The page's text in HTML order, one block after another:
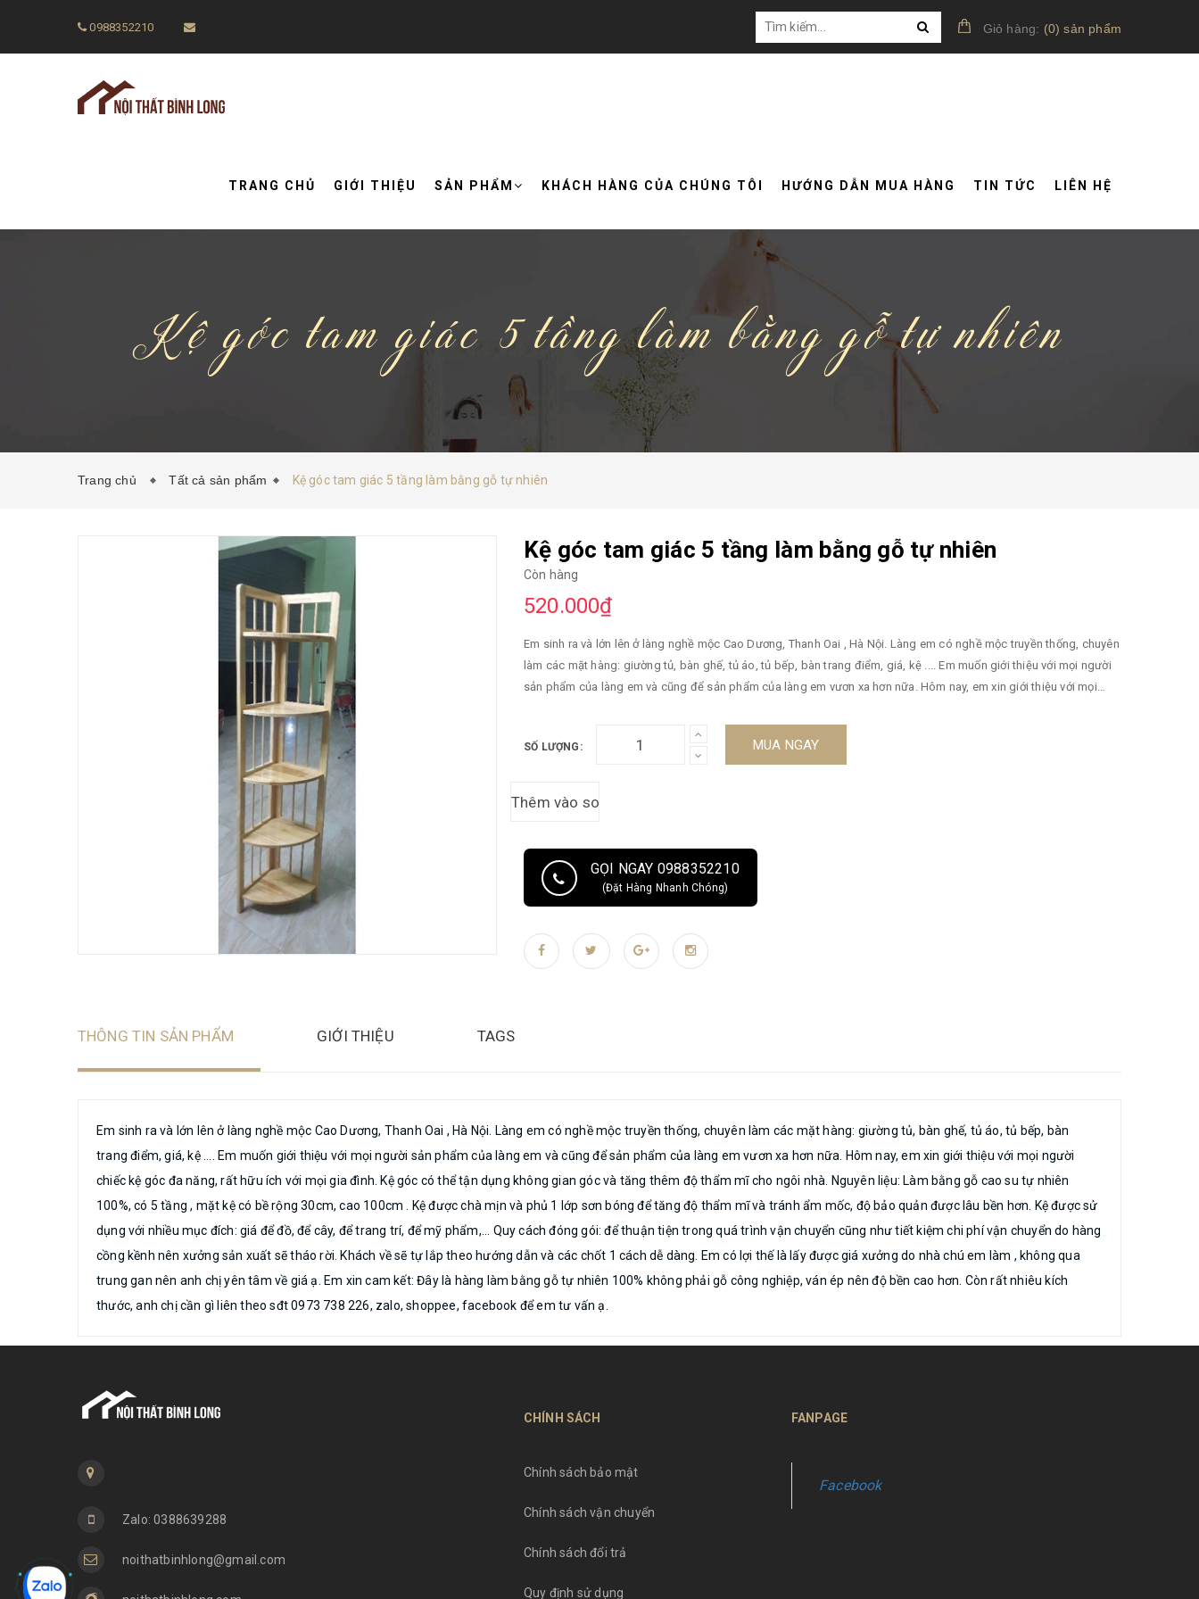
0988352210 Giỏ hàng: (0)sản phẩm
TRANG CHỦ GIỚI THIỆU SẢN PHẨM KHÁCH HÀNG CỦA CHÚNG TÔI HƯỚNG DẪN MUA HÀNG TIN TỨC LIÊN HỆ
Kệ góc tam giác 5 tầng làm bằng gỗ tự nhiên
Trang chủ Tất cả sản phẩm Kệ góc tam giác 5 tầng làm bằng gỗ tự nhiên
Kệ góc tam giác 5 tầng làm bằng gỗ tự nhiên
Còn hàng
520.000₫
Em sinh ra và lớn lên ở làng nghề mộc Cao Dương, Thanh Oai , Hà Nội. Làng em có nghề mộc truyền thống, chuyên
làm các mặt hàng: giường tủ, bàn ghế, tủ áo, tủ bếp, bàn trang điểm, giá, kệ .... Em muốn giới thiệu với mọi người
sản phẩm của làng em và cũng để sản phẩm của làng em vươn xa hơn nữa. Hôm nay, em xin giới thiệu với mọi
100cm . Kệ được chà mịn và phủ 1 lớp sơn bóng để tăng độ thẩm mĩ và tránh ẩm mốc, độ bảo quản được lâu bền
thuận tiện trong quá trình vận chuyển cũng như tiết kiệm chi phí vận chuyển do hàng cồng kềnh nên xưởng sản
bằng gỗ tự nhiên 100% không phải gỗ công nghiệp, ván ép nên độ bền cao hơn. Còn rất nhiêu kích thước, anh chị
cần gì liên theo sđt 0973 738 226, zalo, shoppee, facebook để em tư vấn ạ.
SỐ LƯỢNG: MUA NGAY
GỌI NGAY 0988352210
(Đặt Hàng Nhanh Chóng)
THÔNG TIN SẢN PHẨM GIỚI THIỆU TAGS
Em sinh ra và lớn lên ở làng nghề mộc Cao Dương, Thanh Oai , Hà Nội. Làng em có nghề mộc truyền thống, chuyên làm các mặt hàng: giường tủ, bàn ghế, tủ áo, tủ bếp, bàn
trang điểm, giá, kệ .... Em muốn giới thiệu với mọi người sản phẩm của làng em và cũng để sản phẩm của làng em vươn xa hơn nữa. Hôm nay, em xin giới thiệu với mọi người
chiếc kệ góc đa năng, rất hữu ích với mọi gia đình. Kệ góc có thể tận dụng không gian góc và tăng thêm độ thẩm mĩ cho ngôi nhà. Nguyên liệu: Làm bằng gỗ cao su tự nhiên
100%, có 5 tầng , mặt kệ có bề rộng 30cm, cao 100cm . Kệ được chà mịn và phủ 1 lớp sơn bóng để tăng độ thẩm mĩ và tránh ẩm mốc, độ bảo quản được lâu bền hơn. Kệ được sử
dụng với nhiều mục đích: giá để đồ, để cây, để trang trí, để mỹ phẩm,... Quy cách đóng gói: để thuận tiện trong quá trình vận chuyển cũng như tiết kiệm chi phí vận chuyển do hàng
cồng kềnh nên xưởng sản xuất sẽ tháo rời. Khách về sẽ tự lắp theo hướng dẫn và các chốt 1 cách dễ dàng. Em có lợi thế là lấy được giá xưởng do nhà chú em làm , không qua
trung gan nên anh chị yên tâm về giá ạ. Em xin cam kết: Đây là hàng làm bằng gỗ tự nhiên 100% không phải gỗ công nghiệp, ván ép nên độ bền cao hơn. Còn rất nhiêu kích
thước, anh chị cần gì liên theo sđt 0973 738 226, zalo, shoppee, facebook để em tư vấn ạ.
Zalo: 0388639288
noithatbinhlong@gmail.com
CHÍNH SÁCH
Chính sách bảo mật
Chính sách vận chuyển
Chính sách đổi trả
Quy định sử dụng
FANPAGE
Facebook